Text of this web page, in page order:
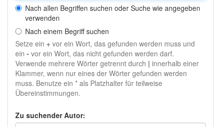
Nach allen Begriffen suchen oder Suche wie angegeben
verwenden
Nach einem Begriff suchen
Setze ein + vor ein Wort, das gefunden werden muss und
ein - vor ein Wort, das nicht gefunden werden darf.
Verwende mehrere Wörter getrennt durch | innerhalb einer
Klammer, wenn nur eines der Wörter gefunden werden
muss. Benutze ein * als Platzhalter für teilweise
Übereinstimmungen.
Zu suchender Autor: